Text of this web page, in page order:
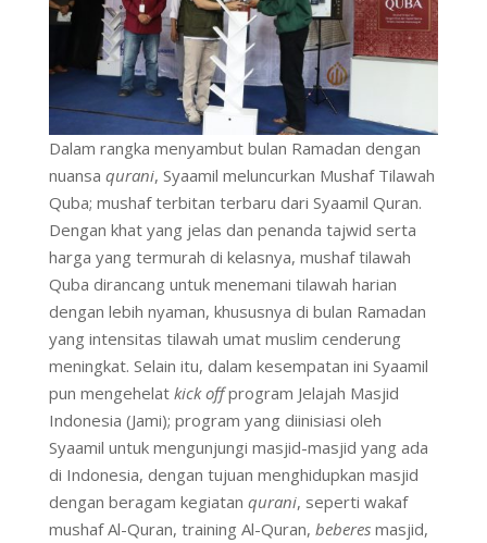
Dalam rangka menyambut bulan Ramadan dengan
nuansa qurani, Syaamil meluncurkan Mushaf Tilawah
Quba; mushaf terbitan terbaru dari Syaamil Quran.
Dengan khat yang jelas dan penanda tajwid serta
harga yang termurah di kelasnya, mushaf tilawah
Quba dirancang untuk menemani tilawah harian
dengan lebih nyaman, khususnya di bulan Ramadan
yang intensitas tilawah umat muslim cenderung
meningkat. Selain itu, dalam kesempatan ini Syaamil
pun mengehelat kick offprogram Jelajah Masjid
Indonesia (Jami); program yang diinisiasi oleh
Syaamil untuk mengunjungi masjid-masjid yang ada
di Indonesia, dengan tujuan menghidupkan masjid
dengan beragam kegiatan qurani, seperti wakaf
mushaf Al-Quran, training Al-Quran, beberesmasjid,